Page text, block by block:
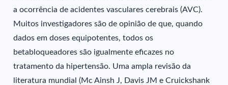
a ocorrência de acidentes vasculares cerebrais (AVC).
Muitos investigadores são de opinião de que, quando
dados em doses equipotentes, todos os
betabloqueadores são igualmente eficazes no
tratamento da hipertensão. Uma ampla revisão da
literatura mundial (Mc Ainsh J, Davis JM e Cruickshank